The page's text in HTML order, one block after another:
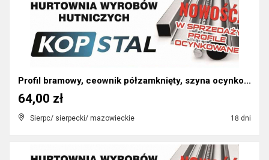
Profil bramowy, ceownik półzamknięty, szyna ocynko...
Sierpc/ sierpecki/ mazowieckie 18 dni
64,00 zł